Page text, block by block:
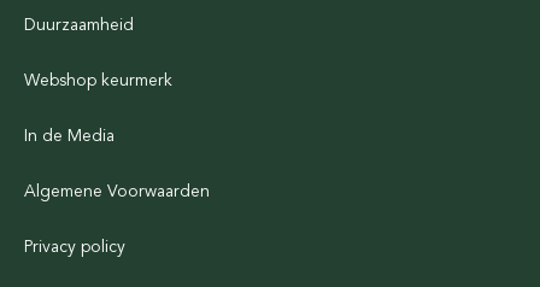
Duurzaamheid
Webshop keurmerk
In de Media
Algemene Voorwaarden
Privacy policy